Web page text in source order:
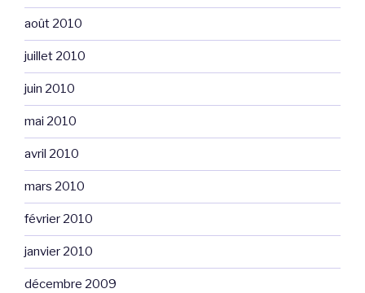
août 2010
juillet 2010
juin 2010
mai 2010
avril 2010
mars 2010
février 2010
janvier 2010
décembre 2009